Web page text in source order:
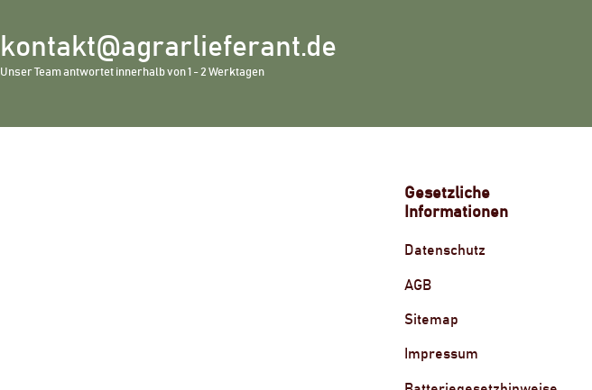
kontakt@agrarlieferant.de
Unser Team antwortet innerhalb von 1 - 2 Werktagen
Gesetzliche
Informationen
Datenschutz
AGB
Sitemap
Impressum